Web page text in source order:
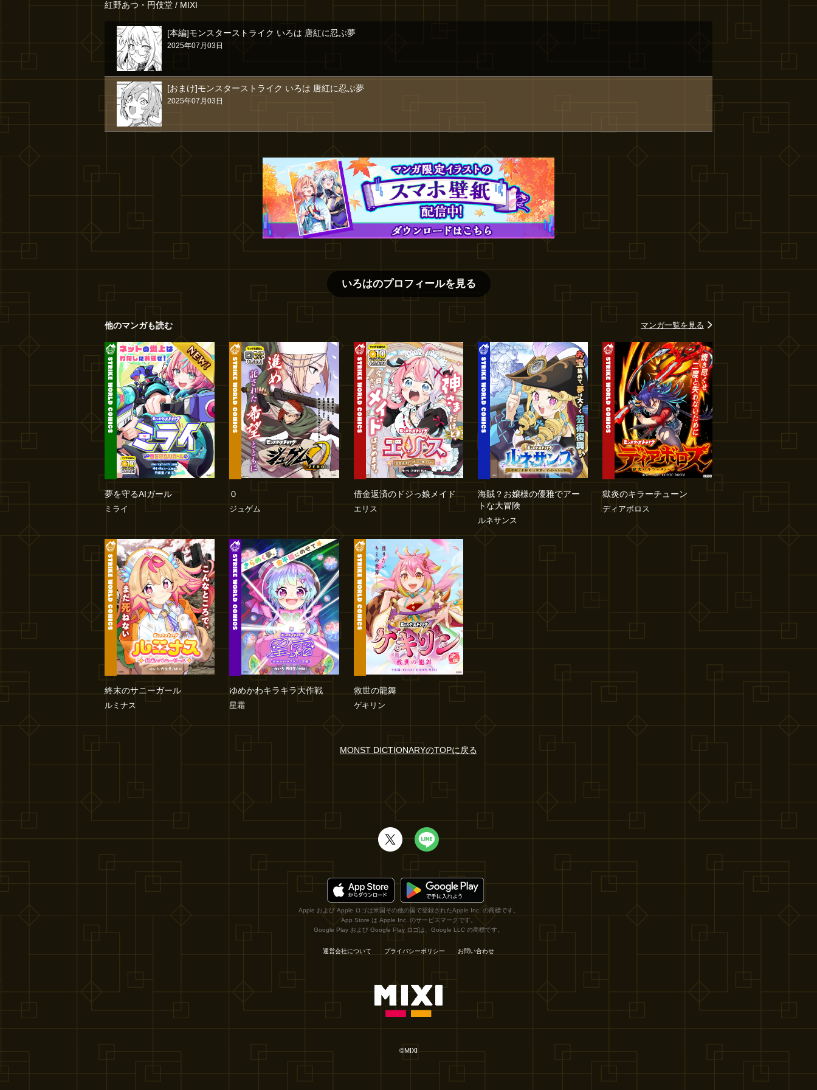
紅野あつ・円伎堂 / MIXI
[本編]モンスターストライク いろは 唐紅に忍ぶ夢
2025年07月03日
[おまけ]モンスターストライク いろは 唐紅に忍ぶ夢
2025年07月03日
いろはのプロフィールを見る
他のマンガも読む マンガ一覧を見る
夢を守るAIガール
ミライ
０
ジュゲム
借金返済のドジっ娘メイド
エリス
海賊？お嬢様の優雅でアー
トな大冒険
ルネサンス
獄炎のキラーチューン
ディアボロス
終末のサニーガール
ルミナス
ゆめかわキラキラ大作戦
星霜
救世の龍舞
ゲキリン
MONST DICTIONARYのTOPに戻る
Apple および Apple ロゴは米国その他の国で登録されたApple Inc. の商標です。
App Store は Apple Inc. のサービスマークです。
Google Play および Google Play ロゴは、Google LLC の商標です。
運営会社について プライバシーポリシー お問い合わせ
©MIXI